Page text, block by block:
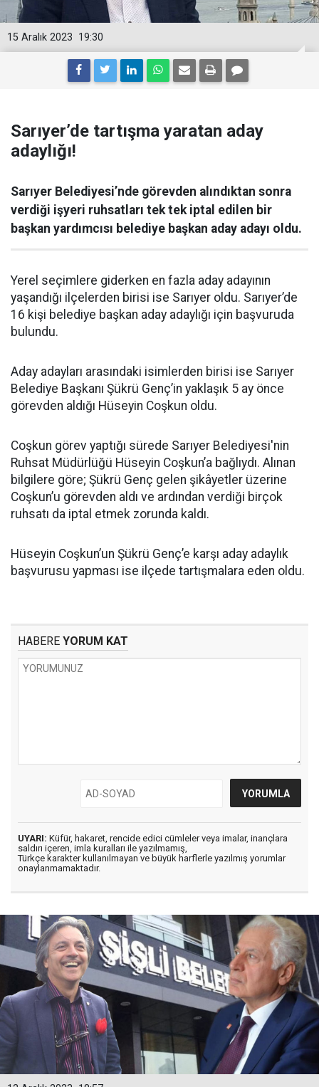
19:30
15 Aralık 2023
Sarıyer’de tartışma yaratan aday
adaylığı!
Sarıyer Belediyesi’nde görevden alındıktan sonra
verdiği işyeri ruhsatları tek tek iptal edilen bir
başkan yardımcısı belediye başkan aday adayı oldu.
Yerel seçimlere giderken en fazla aday adayının
yaşandığı ilçelerden birisi ise Sarıyer oldu. Sarıyer’de
16 kişi belediye başkan aday adaylığı için başvuruda
bulundu.
Aday adayları arasındaki isimlerden birisi ise Sarıyer
Belediye Başkanı Şükrü Genç’in yaklaşık 5 ay önce
görevden aldığı Hüseyin Coşkun oldu.
Coşkun görev yaptığı sürede Sarıyer Belediyesi'nin
Ruhsat Müdürlüğü Hüseyin Coşkun’a bağlıydı. Alınan
bilgilere göre; Şükrü Genç gelen şikâyetler üzerine
Coşkun’u görevden aldı ve ardından verdiği birçok
ruhsatı da iptal etmek zorunda kaldı.
Hüseyin Coşkun’un Şükrü Genç’e karşı aday adaylık
başvurusu yapması ise ilçede tartışmalara eden oldu.
HABERE YORUM KAT
UYARI: Küfür, hakaret, rencide edici cümleler veya imalar, inançlara
saldırı içeren, imla kuralları ile yazılmamış,
Türkçe karakter kullanılmayan ve büyük harflerle yazılmış yorumlar
onaylanmamaktadır.